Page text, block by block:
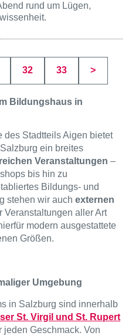
rund um Lügen,
Seite
32 Seite
33 >
Bildungshaus in
des Stadtteils Aigen bietet
ein breites
Veranstaltungen –
bis hin zu
Bildungs- und
stehen wir auch externen
Veranstaltungen aller Art
modern ausgestattete
Größen.
Umgebung
in Salzburg sind innerhalb
St. Virgil und St. Rupert
jeden Geschmack. Von